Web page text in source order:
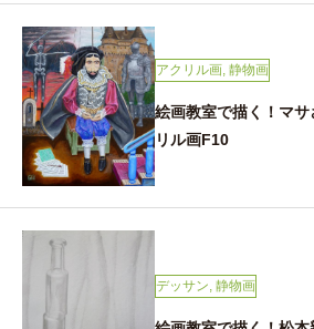
アクリル画, 静物画
絵画教室で描く！マサ
リル画F10
デッサン, 静物画